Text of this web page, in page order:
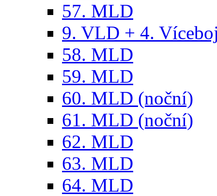
57. MLD
9. VLD + 4.
58. MLD
59. MLD
60. MLD (noční)
61. MLD (noční)
62. MLD
63. MLD
64. MLD